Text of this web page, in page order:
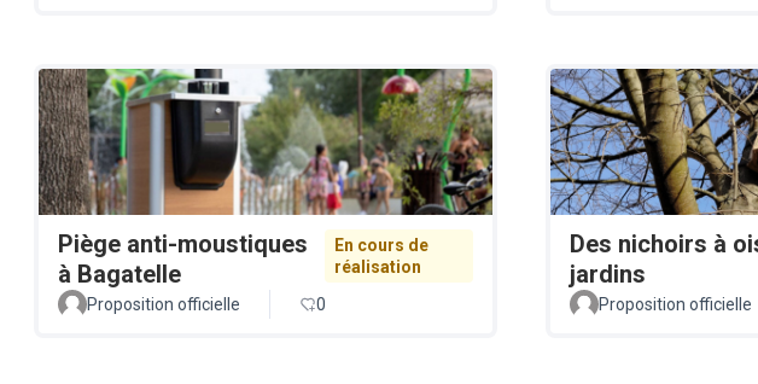
Piège anti-moustiques
à Bagatelle
En cours de
réalisation
Proposition officielle
0
Des nichoirs à
jardins
Proposition officielle